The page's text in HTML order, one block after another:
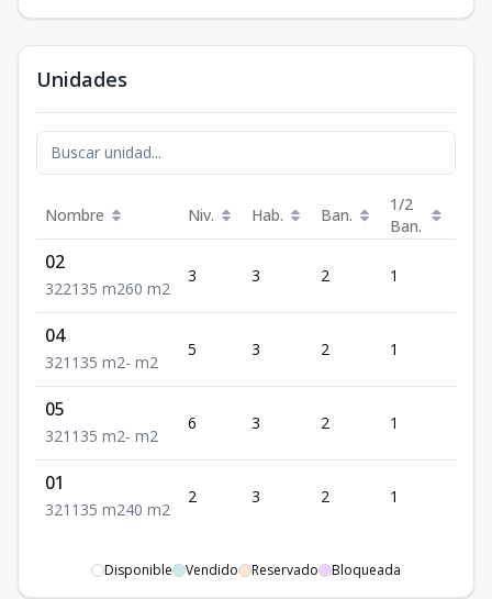
Unidades
Nombre Niv. Hab. Ban.
1/2
Ban.
02
322135 m260 m2
3 3 2 1
04
321 135 m2- m2
5 3 2 1
05
321 135 m2- m2
6 3 2 1
01
321 135 m240 m2
2 3 2 1
Disponible Vendido Reservado Bloqueada